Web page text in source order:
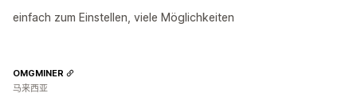
einfach zum Einstellen, viele Möglichkeiten
OMGMINER
马来西亚